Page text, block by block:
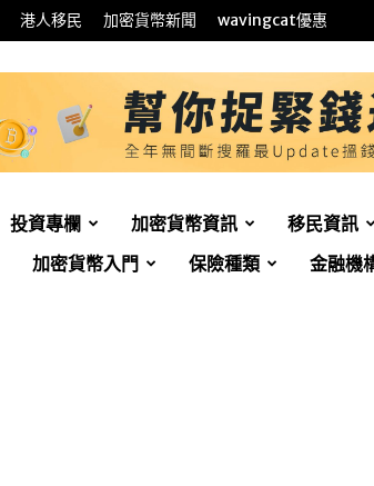
港人移民 加密貨幣新聞 wavingcat優惠
投資專欄 加密貨幣資訊 移民資訊
加密貨幣入門 保險種類 金融機